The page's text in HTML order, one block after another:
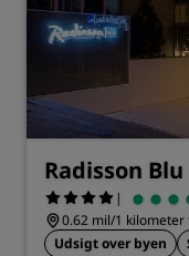
Radisson
|
0.62 mil/1
Udsigt over byen